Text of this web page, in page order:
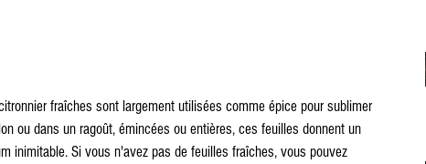
fraîches sont largement utilisées comme épice pour sublimer
ou dans un ragoût, émincées ou entières, ces feuilles donnent un
inimitable. Si vous n'avez pas de feuilles fraîches, vous pouvez